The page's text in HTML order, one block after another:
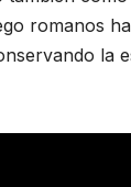
romanos
la